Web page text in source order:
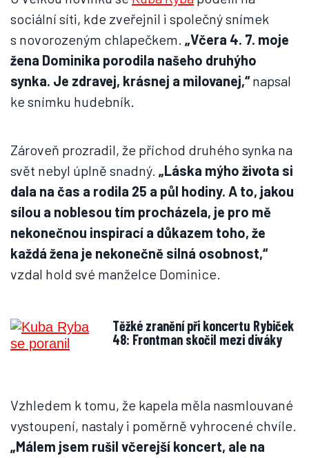
sociální síti, kde zveřejnil i společný snímek
s novorozeným chlapečkem. „Včera 4. 7. moje
žena Dominika porodila našeho druhýho
synka. Je zdravej, krásnej a milovanej,“napsal
ke snímku hudebník.
Zároveň prozradil, že příchod druhého synka na
svět nebyl úplně snadný. „Láska mýho života si
dala na čas a rodila 25 a půl hodiny. A to, jakou
sílou a noblesou tím procházela, je pro mě
nekonečnou inspirací a důkazem toho, že
každá žena je nekonečně silná osobnost,“
vzdal hold své manželce Dominice.
Těžké zranění při koncertu Rybiček
48: Frontman skočil mezi diváky
Vzhledem k tomu, že kapela měla nasmlouvané
vystoupení, nastaly i poměrně vyhrocené chvíle.
„Málem jsem rušil včerejší koncert, ale na